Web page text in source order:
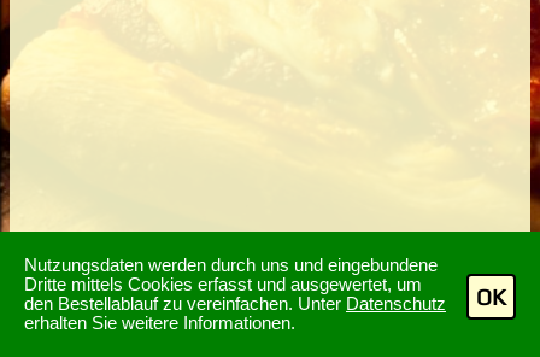
Nutzungsdaten werden durch uns und eingebundene
Dritte mittels Cookies erfasst und ausgewertet, um
den Bestellablauf zu vereinfachen. Unter Datenschutz
erhalten Sie weitere Informationen.
OK